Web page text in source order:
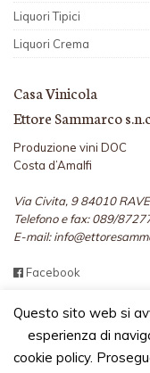
Liquori Tipici
Liquori Crema
Casa Vinicola
Ettore Sammarco s.n.c.
Produzione vini DOC
Costa d’Amalfi
Via Civita, 9 84010
Telefono e fax: 089/
E-mail:
Facebook
2026 TUTTI I
Questo sito web si
esperienza di
cookie policy.